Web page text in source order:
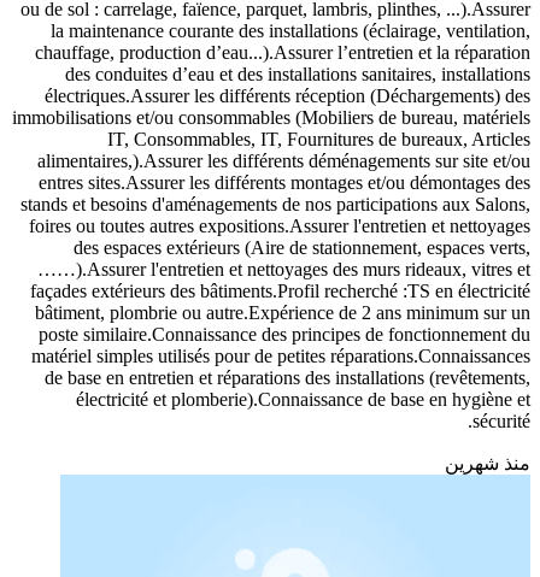
ou de sol : carrelage, faïence, parquet, lambris, plinthes, ...).Assurer
la maintenance courante des installations (éclairage, ventilation,
chauffage, production d’eau...).Assurer l’entretien et la réparation
des conduites d’eau et des installations sanitaires, installations
électriques.Assurer les différents réception (Déchargements) des
immobilisations et/ou consommables (Mobiliers de bureau, matériels
IT, Consommables, IT, Fournitures de bureaux, Articles
alimentaires,).Assurer les différents déménagements sur site et/ou
entres sites.Assurer les différents montages et/ou démontages des
stands et besoins d'aménagements de nos participations aux Salons,
foires ou toutes autres expositions.Assurer l'entretien et nettoyages
des espaces extérieurs (Aire de stationnement, espaces verts,
……).Assurer l'entretien et nettoyages des murs rideaux, vitres et
façades extérieurs des bâtiments.Profil recherché :TS en électricité
bâtiment, plombrie ou autre.Expérience de 2 ans minimum sur un
poste similaire.Connaissance des principes de fonctionnement du
matériel simples utilisés pour de petites réparations.Connaissances
de base en entretien et réparations des installations (revêtements,
électricité et plomberie).Connaissance de base en hygiène et
sécurité.
منذ شهرين